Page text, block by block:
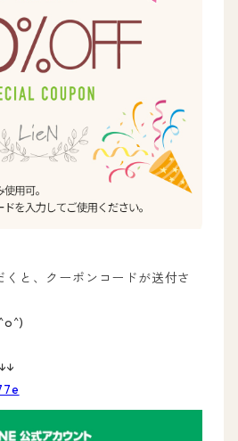
と、クーポンコードが送付さ